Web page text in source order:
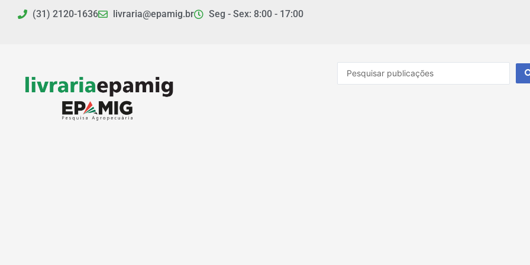
(31) 2120-1636 livraria@epamig.br Seg - Sex: 8:00 - 17:00
Pesquisar
...